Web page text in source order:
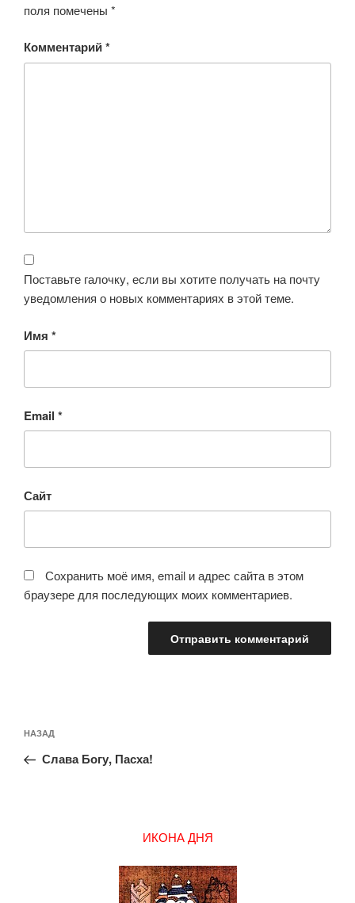
поля помечены *
Комментарий*
Поставьте галочку, если вы хотите получать на почту
уведомления о новых комментариях в этой теме.
Имя *
Email *
Сайт
Сохранить моё имя, email и адрес сайта в этом
браузере для последующих моих комментариев.
по
записям
Предыдущая
запись:
НАЗАД
Слава Богу, Пасха!
ИКОНА ДНЯ